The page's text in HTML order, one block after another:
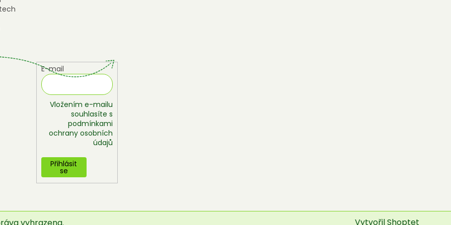
E-mail
Vložením e-mailu
souhlasíte s
podmínkami
ochrany osobních
údajů
Přihlásit
se
Vytvořil Shoptet